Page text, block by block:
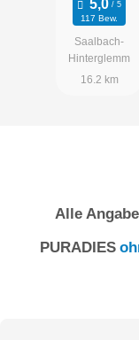
gemütlichen
großzügigen
Schlafcouch für
117 Bew.
Saalbach-
Hinterglemm
16.2 km
Alle
PURADIES